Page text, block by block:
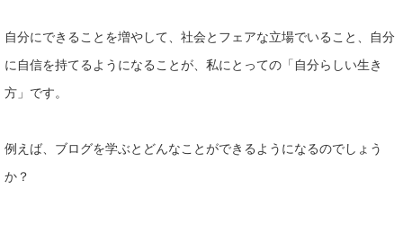
自分にできることを増やして、社会とフェアな立場でいること、自分
に自信を持てるようになることが、私にとっての「自分らしい生 き
方」です。
例えば、ブログを学ぶとどんなことができるようになるのでしょう
か？